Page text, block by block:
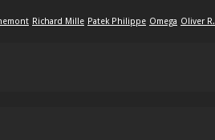
Richard Mille Patek Philippe Omega Oliver